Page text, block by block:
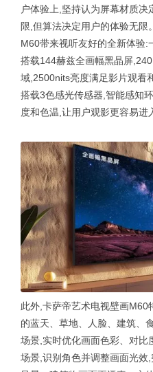
户体验上,坚持认为屏幕材质
限,但算法决定用户的体验无
M60带来视听友好的全新体验:
搭载144赫兹全画幅黑晶屏
域,2500nits亮度满足影片观看
搭载3色感光传感器,智能感知
度和色温,让用户观影更容易进
此外,卡萨帝艺术电视壁画M60
的蓝天、草地、人脸、建筑、
场景,实时优化画面色彩、对比
场景,识别角色并调整画面光效